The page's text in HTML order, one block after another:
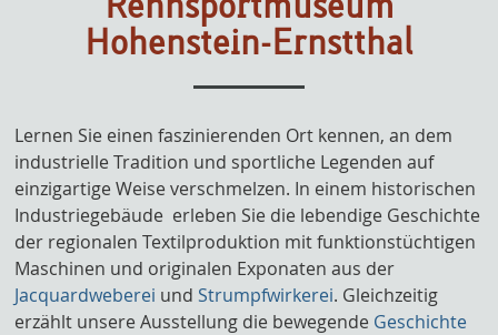
Rennsportmuseum
Hohenstein-Ernstthal
Lernen Sie einen faszinierenden Ort kennen, an dem
industrielle Tradition und sportliche Legenden auf
einzigartige Weise verschmelzen. In einem historischen
Industriegebäude erleben Sie die lebendige Geschichte
der regionalen Textilproduktion mit funktionstüchtigen
Maschinen und originalen Exponaten aus der
Jacquardweberei undStrumpfwirkerei. Gleichzeitig
erzählt unsere Ausstellung die bewegende Geschichte